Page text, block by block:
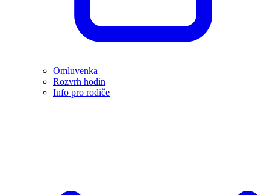
Omluvenka
Rozvrh hodin
Info pro rodiče